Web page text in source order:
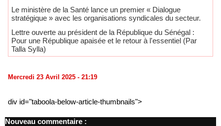
Le ministère de la Santé lance un premier « Dialogue
stratégique » avec les organisations syndicales du secteur.
Lettre ouverte au président de la République du Sénégal :
Pour une République apaisée et le retour à l'essentiel (Par
Talla Sylla)
Mercredi 23 Avril 2025 - 21:19
div id="taboola-below-article-thumbnails">
Nouveau commentaire :